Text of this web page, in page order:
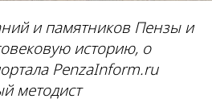
и памятников Пензы и
историю, о
PenzaInform.ru
методист